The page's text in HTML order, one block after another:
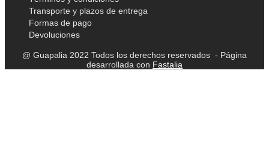
Transporte y plazos de entrega
Formas de pago
Devoluciones
@ Guapalia 2022 Todos los derechos reservados - Página
desarrollada con Fastalia